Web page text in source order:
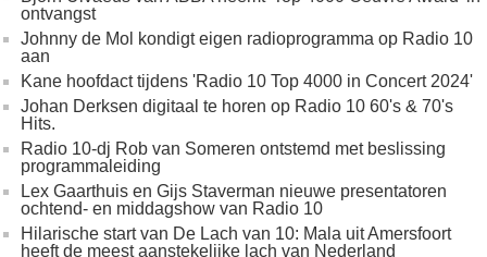
ontvangst
Johnny de Mol kondigt eigen radioprogramma op Radio 10
aan
Kane hoofdact tijdens 'Radio 10 Top 4000 in Concert 2024'
Johan Derksen digitaal te horen op Radio 10 60's & 70's
Hits.
Radio 10-dj Rob van Someren ontstemd met beslissing
programmaleiding
Lex Gaarthuis en Gijs Staverman nieuwe presentatoren
ochtend- en middagshow van Radio 10
Hilarische start van De Lach van 10: Mala uit Amersfoort
heeft de meest aanstekelijke lach van Nederland